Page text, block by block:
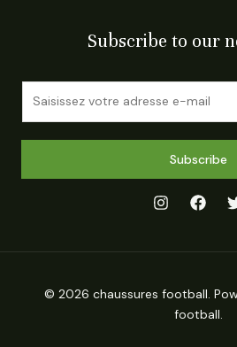
Subscribe to our
Subscribe
© 2026 chaussures football.
football.